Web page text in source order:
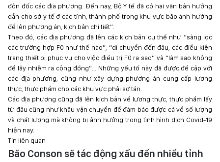
đôn đốc các địa phương. Đến nay, Bộ Y tế đã có hai văn bản hướng
dẫn cho sở y tế ở các tỉnh, thành phố trong khu vực bão ảnh hưởng
để lên phương án, kịch bản chi tiết”.
Theo đó, các địa phương đã lên các kịch bản cụ thể như “sàng lọc
các trường hợp F0 như thế nào”, “di chuyển đến đâu, các điều kiện
trang thiết bị phục vụ cho việc điều trị F0 ra sao” và “làm sao không
để lây nhiễm ra cộng đồng”... Những yếu tố này đã được đề cập với
các địa phương, cũng như xây dựng phương án cung cấp lương
thực, thực phẩm cho các khu vực phải sơ tán.
Các địa phương cũng đã lên kịch bản về lương thực, thực phẩm lấy
từ đâu cũng như khâu vận chuyển để đảm bảo được cả về số lượng
và chất lượng mà không bị ảnh hưởng trong tình hình dịch Covid-19
hiện nay.
Tin liên quan
Bão Conson sẽ tác động xấu đến nhiều tỉnh